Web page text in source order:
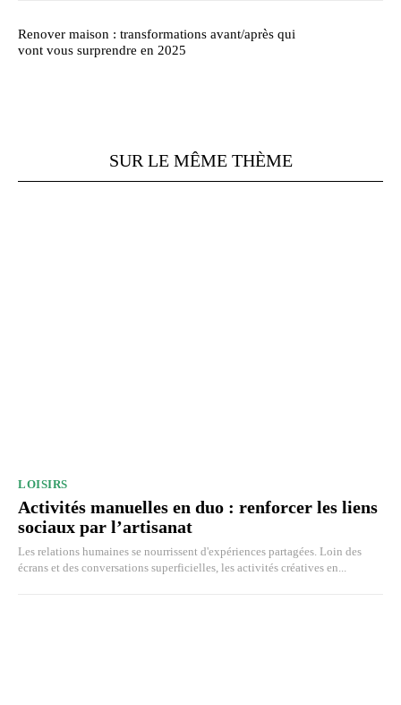
Renover maison : transformations avant/après qui
vont vous surprendre en 2025
SUR LE MÊME THÈME
LOISIRS
Activités manuelles en duo : renforcer les liens
sociaux par l’artisanat
Les relations humaines se nourrissent d'expériences partagées. Loin des
écrans et des conversations superficielles, les activités créatives en...